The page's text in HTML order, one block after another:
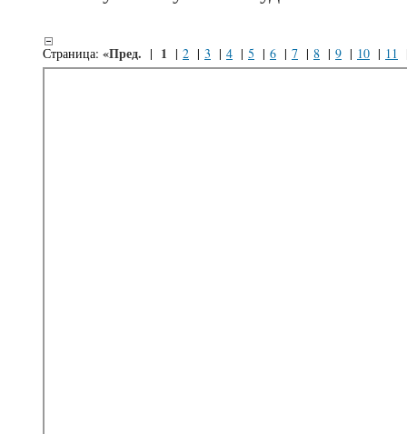
Страница: «Пред. | 1 | 2 | 3 | 4 | 5 | 6 | 7 | 8 | 9 | 10 | 11